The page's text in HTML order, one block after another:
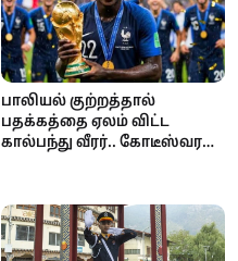
பாலியல் குற்றத்தால்
பதக்கத்தை ஏலம் விட்ட
கால்பந்து வீரர்.. கோடீஸ்வரன்